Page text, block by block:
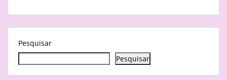
Pesquisar
Pesquisar